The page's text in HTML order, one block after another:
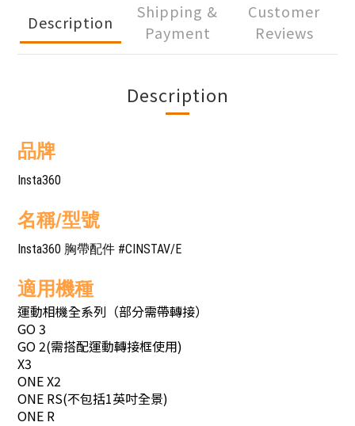
Description
Shipping &
Payment
Customer
Reviews
Description
品牌
Insta360
名稱/型號
Insta360 胸帶配件 #CINSTAV/E
適用機種
運動相機全系列（部分需帶轉接）
GO 3
GO 2(需搭配運動轉接框使用)
X3
ONE X2
ONE RS(不包括1英吋全景)
ONE R